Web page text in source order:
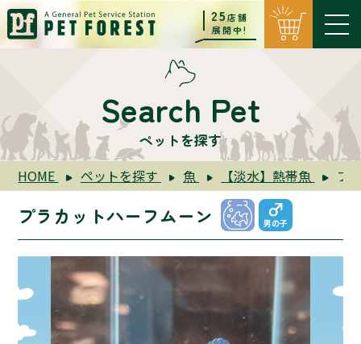
25店舗
展開中!
Search Pet
ペットを探す
HOME ペットを探す 魚 【淡水】熱帯魚 プ
プラカットハーフムーン 男の子